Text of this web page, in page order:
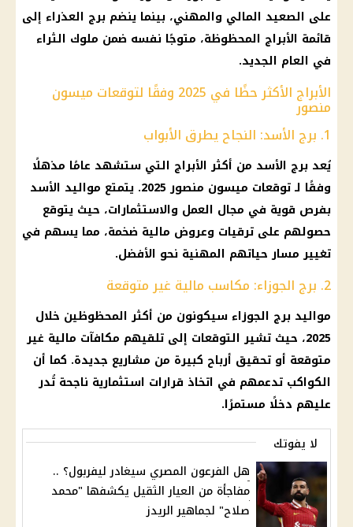
على الصعيد المالي والمهني، بينما ينضم برج العذراء إلى
قائمة الأبراج المحظوظة، متوجًا نفسه ضمن ملوك الثراء
في العام الجديد.
الأبراج الأكثر حظًا في 2025 وفقًا لتوقعات ميسون
منصور
1. برج الأسد: النجاح يطرق الأبواب
يُعد برج الأسد من أكثر الأبراج التي ستشهد عامًا مذهلًا
وفقًا لـ توقعات ميسون منصور 2025. يتمتع مواليد الأسد
بفرص قوية في مجال العمل والاستثمارات، حيث يتوقع
حصولهم على ترقيات وعروض مالية ضخمة، مما يسهم في
تغيير مسار حياتهم المهنية نحو الأفضل.
2. برج الجوزاء: مكاسب مالية غير متوقعة
مواليد برج الجوزاء سيكونون من أكثر المحظوظين خلال
2025، حيث تشير التوقعات إلى تلقيهم مكافآت مالية غير
متوقعة أو تحقيق أرباح كبيرة من مشاريع جديدة. كما أن
الكواكب تدعمهم في اتخاذ قرارات استثمارية ناجحة تُدر
عليهم دخلًا مستمرًا.
لا يفوتك
هل الفرعون المصري سيغادر ليفربول؟ ..
مفاجأة من العيار الثقيل يكشفها "محمد
صلاح" لجماهير الريدز